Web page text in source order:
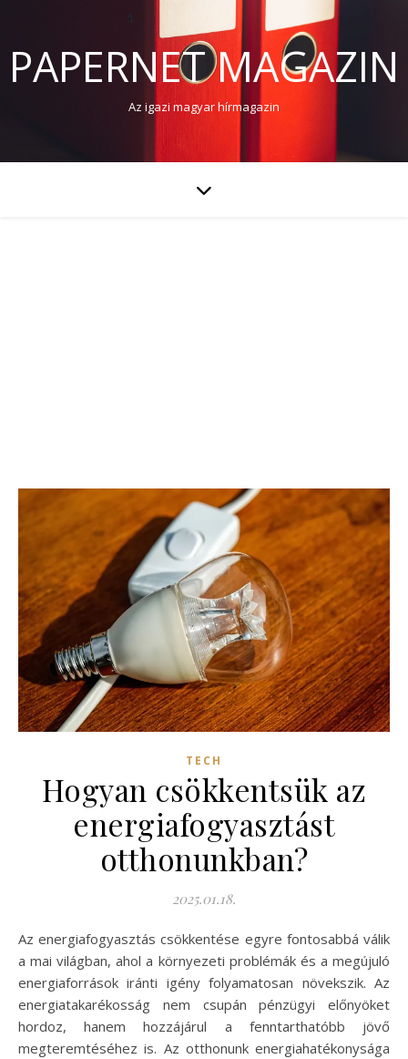
PAPERNET MAGAZIN
Az igazi magyar hírmagazin
TECH
Hogyan csökkentsük az
energiafogyasztást
otthonunkban?
2025.01.18.
Az energiafogyasztás csökkentése egyre fontosabbá válik
a mai világban, ahol a környezeti problémák és a megújuló
energiaforrások iránti igény folyamatosan növekszik. Az
energiatakarékosság nem csupán pénzügyi előnyöket
hordoz, hanem hozzájárul a fenntarthatóbb jövő
megteremtéséhez is. Az otthonunk energiahatékonysága